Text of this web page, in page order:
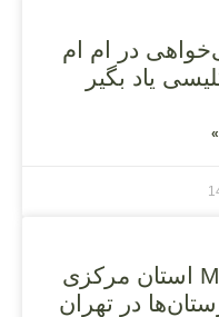
در ام ام
یاد بگیر
تمرین مشترک تیم MMA استان مرکزی
در تهران